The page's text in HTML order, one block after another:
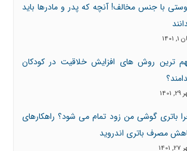
با جنس مخالف! آنچه که پدر و مادرها باید
1401
ترین روش های افزایش خلاقیت در کودکان
باتری گوشی من زود تمام می شود؟ راهکارهای
مصرف باتری اندروید